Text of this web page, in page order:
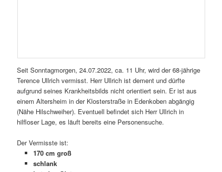
Seit Sonntagmorgen, 24.07.2022, ca. 11 Uhr, wird der 68-jährige
Terence Ullrich vermisst. Herr Ullrich ist dement und dürfte
aufgrund seines Krankheitsbilds nicht orientiert sein. Er ist aus
einem Altersheim in der Klosterstraße in Edenkoben abgängig
(Nähe Hilschweiher). Eventuell befindet sich Herr Ullrich in
hilfloser Lage, es läuft bereits eine Personensuche.
Der Vermisste ist:
170 cm groß
schlank